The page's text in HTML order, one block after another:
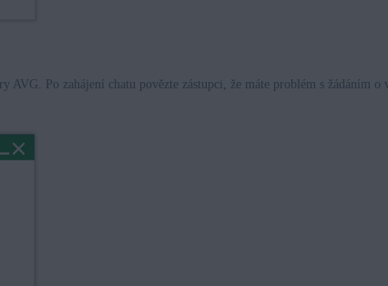
AVG. Po zahájení chatu povězte zástupci, že máte problém s žádáním